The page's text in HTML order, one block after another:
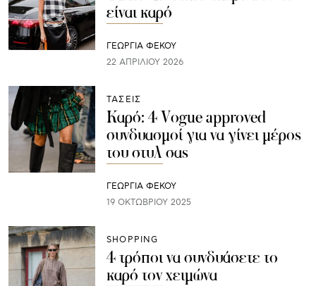
είναι καρό
ΓΕΩΡΓΙΑ ΦΕΚΟΥ
22 ΑΠΡΙΛΊΟΥ 2026
ΤΑΣΕΙΣ
Καρό: 4 Vogue approved
συνδυασμοί για να γίνει μέρος
του στυλ σας
ΓΕΩΡΓΙΑ ΦΕΚΟΥ
19 ΟΚΤΩΒΡΊΟΥ 2025
SHOPPING
4 τρόποι να συνδυάσετε το
καρό τον χειμώνα